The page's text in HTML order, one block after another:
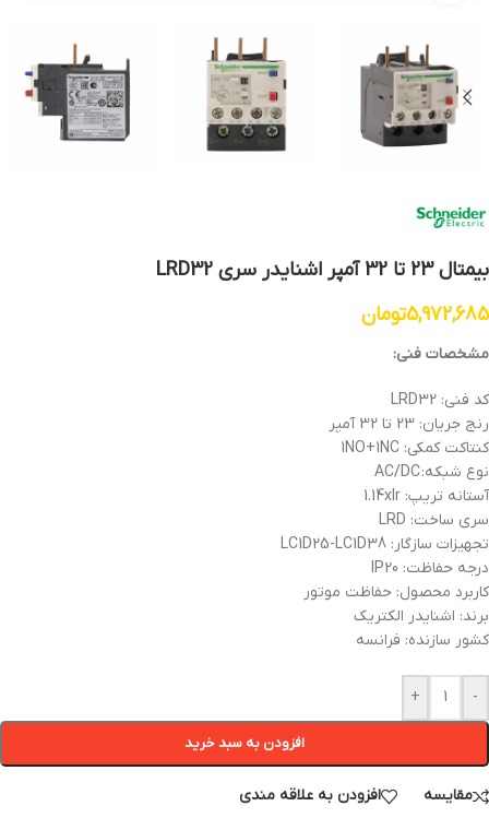
بیمتال 23 تا 32 آمپر اشنایدر سری LRD32
5,972,685تومان
مشخصات فنی:
کد فنی: LRD32
رنج جریان: 23 تا 32 آمپر
کنتاکت کمکی: 1NO+1NC
نوع شبکه: AC/DC
آستانه تریپ: 1.14xIr
سری ساخت: LRD
تجهیزات سازگار: LC1D25-LC1D38
درجه حفاظت: IP20
کاربرد محصول: حفاظت موتور
برند: اشنایدر الکتریک
کشور سازنده: فرانسه
-
+
افزودن به سبد خرید
مقایسه افزودن به علاقه مندی